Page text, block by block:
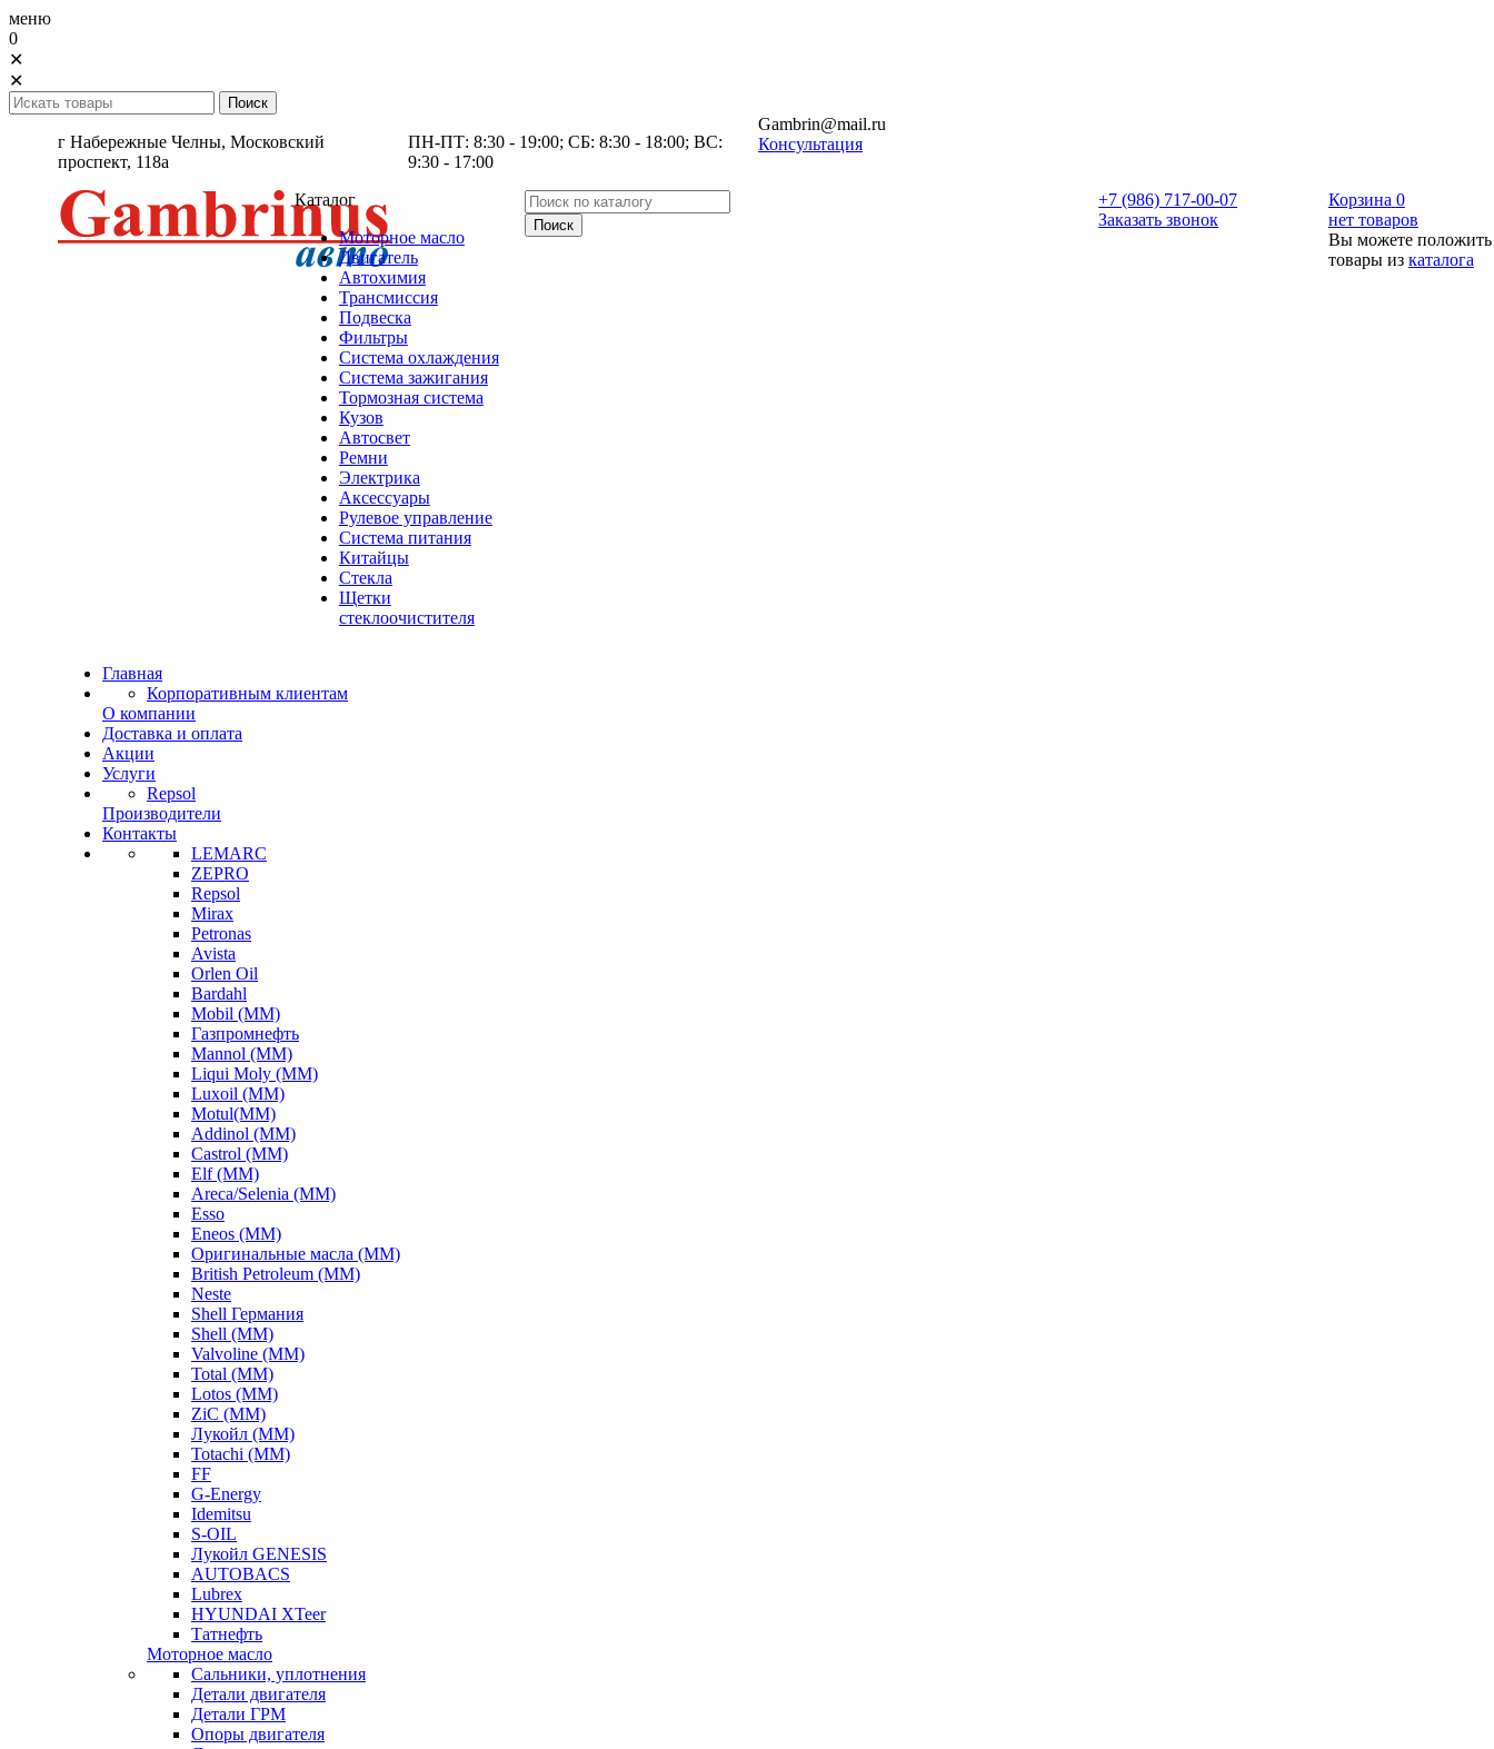
меню
0
✕
✕
г Набережные Челны, Московский
проспект, 118а
ПН-ПТ: 8:30 - 19:00; СБ: 8:30 - 18:00; ВС:
9:30 - 17:00
Gambrin@mail.ru
Консультация
Каталог
Моторное масло
Двигатель
Автохимия
Трансмиссия
Подвеска
Фильтры
Система охлаждения
Система зажигания
Тормозная система
Кузов
Автосвет
Ремни
Электрика
Аксессуары
Рулевое управление
Система питания
Китайцы
Стекла
Щетки
стеклоочистителя
+7 (986) 717-00-07
Заказать звонок
Корзина 0
нет товаров
Вы можете положить
товары из каталога
Главная
Корпоративным клиентам
О компании
Доставка и оплата
Акции
Услуги
Repsol
Производители
Контакты
LEMARC
ZEPRO
Repsol
Mirax
Petronas
Avista
Orlen Oil
Bardahl
Mobil (ММ)
Газпромнефть
Mannol (ММ)
Liqui Moly (ММ)
Luxoil (ММ)
Motul(ММ)
Addinol (ММ)
Castrol (ММ)
Elf (ММ)
Areca/Selenia (ММ)
Esso
Eneos (ММ)
Оригинальные масла (ММ)
British Petroleum (ММ)
Neste
Shell Германия
Shell (ММ)
Valvoline (ММ)
Total (ММ)
Lotos (ММ)
ZiC (ММ)
Лукойл (ММ)
Totachi (MM)
FF
G-Energy
Idemitsu
S-OIL
Лукойл GENESIS
AUTOBACS
Lubrex
HYUNDAI XTeer
Татнефть
Моторное масло
Сальники, уплотнения
Детали двигателя
Детали ГРМ
Опоры двигателя